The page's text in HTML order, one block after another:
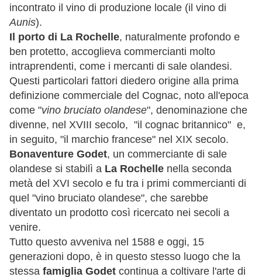
incontrato il vino di produzione locale (il vino di
Aunis).
Il porto di La Rochelle, naturalmente profondo e
ben protetto, accoglieva commercianti molto
intraprendenti, come i mercanti di sale olandesi.
Questi particolari fattori diedero origine alla prima
definizione commerciale del Cognac, noto all'epoca
come "vino bruciato olandese", denominazione che
divenne, nel XVIII secolo, "il cognac britannico" e,
in seguito, "il marchio francese" nel XIX secolo.
Bonaventure Godet, un commerciante di sale
olandese si stabilì a La Rochelle nella seconda
metà del XVI secolo e fu tra i primi commercianti di
quel "vino bruciato olandese", che sarebbe
diventato un prodotto così ricercato nei secoli a
venire.
Tutto questo avveniva nel 1588 e oggi, 15
generazioni dopo, è in questo stesso luogo che la
stessa famiglia Godet continua a coltivare l'arte di